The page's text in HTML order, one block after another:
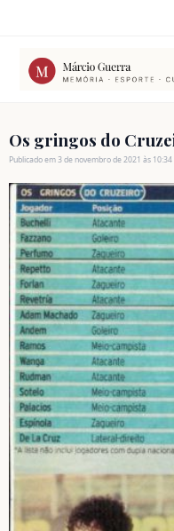
conteúdo
Os gringos do
Publicado em 3 de novembro de 2021 às 10:34